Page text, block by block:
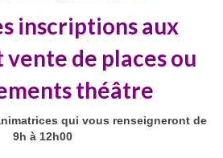
inscriptions aux
de places ou
théâtre
qui vous renseigneront de
9h à 12h00